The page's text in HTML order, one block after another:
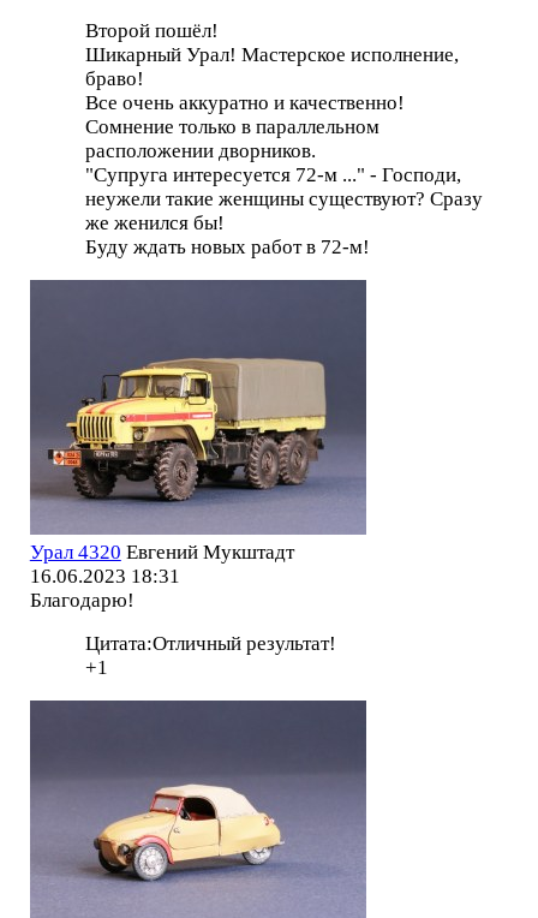
Второй пошёл!
Шикарный Урал! Мастерское исполнение,
браво!
Все очень аккуратно и качественно!
Сомнение только в параллельном
расположении дворников.
"Супруга интересуется 72-м ..." - Господи,
неужели такие женщины существуют? Сразу
же женился бы!
Буду ждать новых работ в 72-м!
Урал 4320 Евгений Мукштадт
16.06.2023 18:31
Благодарю!
Цитата:Отличный результат!
+1